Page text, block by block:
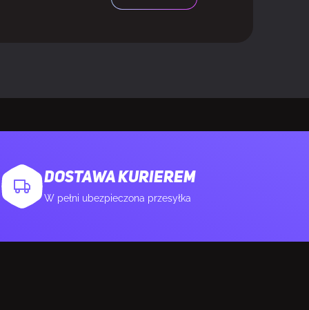
DOSTAWA KURIEREM
W pełni ubezpieczona przesyłka